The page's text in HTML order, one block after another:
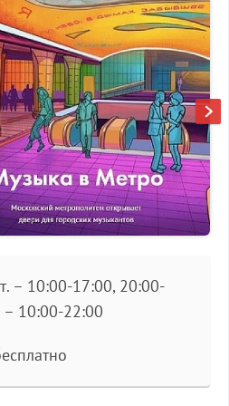
– 10:00-17:00, 20:00-
– 10:00-22:00